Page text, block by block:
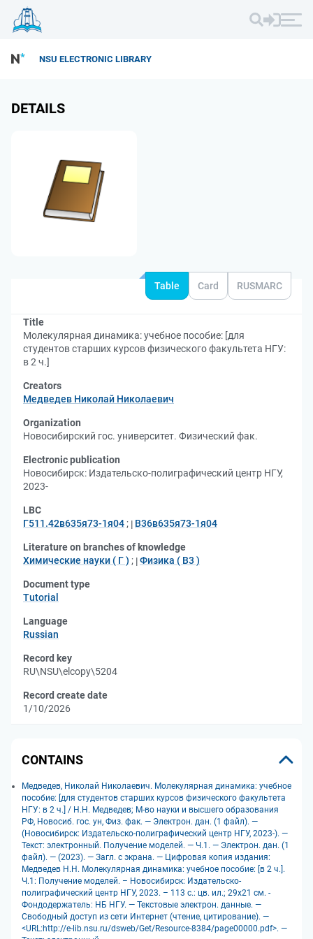
NSU ELECTRONIC LIBRARY
DETAILS
Table Card RUSMARC
Title
Молекулярная динамика: учебное пособие: [для
студентов старших курсов физического факультета НГУ:
в 2 ч.]
Creators
Медведев Николай Николаевич
Organization
Новосибирский гос. университет. Физический фак.
Electronic publication
Новосибирск: Издательско-полиграфический центр НГУ,
2023-
LBC
Г511.42в635я73-1я04 ; В36в635я73-1я04
Literature on branches of knowledge
Химические науки ( Г ) ; Физика ( В3 )
Document type
Tutorial
Language
Russian
Record key
RU\NSU\elcopy\5204
Record create date
1/10/2026
CONTAINS
Медведев, Николай Николаевич. Молекулярная динамика: учебное
пособие: [для студентов старших курсов физического факультета
НГУ: в 2 ч.] / Н.Н. Медведев; М-во науки и высшего образования
РФ, Новосиб. гос. ун, Физ. фак. — Электрон. дан. (1 файл). —
(Новосибирск: Издательско-полиграфический центр НГУ, 2023-). —
Текст: электронный. Получение моделей. — Ч.1. — Электрон. дан. (1
файл). — (2023). — Загл. с экрана. — Цифровая копия издания:
Медведев Н.Н. Молекулярная динамика: учебное пособие: [в 2 ч.].
Ч.1: Получение моделей. – Новосибирск: Издательско-
полиграфический центр НГУ, 2023. – 113 с.: цв. ил.; 29x21 см. -
Фондодержатель: НБ НГУ. — Текстовые электрон. данные. —
Свободный доступ из сети Интернет (чтение, цитирование). —
<URL:http://e-lib.nsu.ru/dsweb/Get/Resource-8384/page00000.pdf>. —